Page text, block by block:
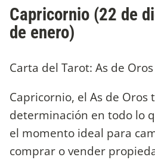
Capricornio (22 de
de enero)
Carta del Tarot: As de Oros
Capricornio, el As de Oros
determinación en todo lo
el momento ideal para
comprar o vender